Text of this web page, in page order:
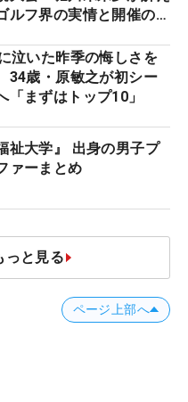
ルフ界の実情と開催の舞
泣いた昨季の悔しさを
歳・原敏之が初シー
「まずはトップ10」
祉大学』 出身の男子プ
ァーまとめ
っと見る
ページ上部へ